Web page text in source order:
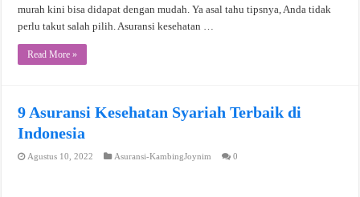
murah kini bisa didapat dengan mudah. Ya asal tahu tipsnya, Anda tidak
perlu takut salah pilih. Asuransi kesehatan …
Read More »
9 Asuransi Kesehatan Syariah Terbaik di
Indonesia
Agustus 10, 2022 Asuransi-KambingJoynim 0